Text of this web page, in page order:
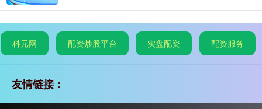
科元网 配资炒股平台 实盘配资 配资服务
友情链接：